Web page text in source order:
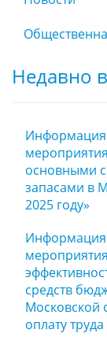
Недавно
Информация
основными
запасами в
2025 году»
Информация
средств
Московской
оплату